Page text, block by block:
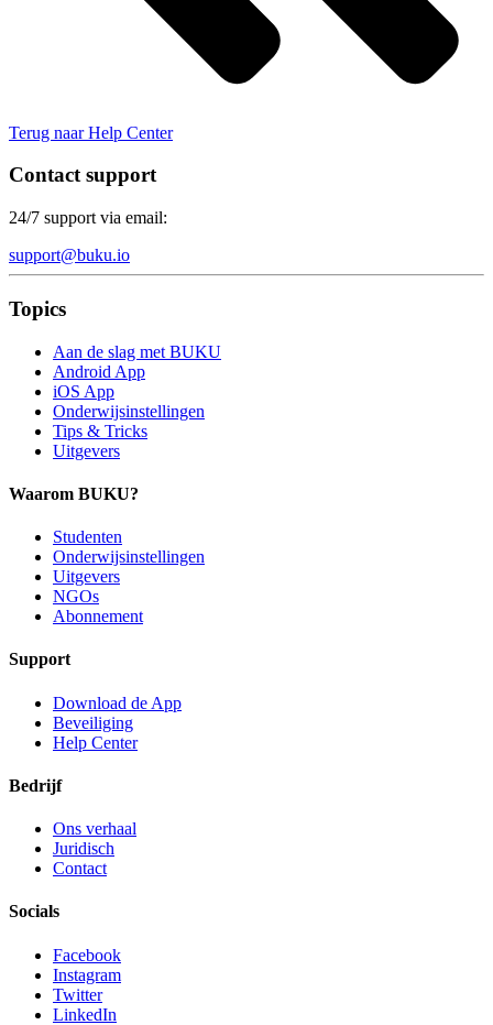
Terug naar Help Center
Contact support
24/7 support via email:
support@buku.io
Topics
Aan de slag met BUKU
Android App
iOS App
Onderwijsinstellingen
Tips & Tricks
Uitgevers
Waarom BUKU?
Studenten
Onderwijsinstellingen
Uitgevers
NGOs
Abonnement
Support
Download de App
Beveiliging
Help Center
Bedrijf
Ons verhaal
Juridisch
Contact
Socials
Facebook
Instagram
Twitter
LinkedIn